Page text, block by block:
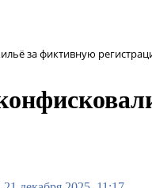
за фиктивную